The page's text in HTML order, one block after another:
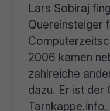
Lars Sobiraj
Quereinsteiger
2006 kamen
zahlreiche
dazu. Er ist der